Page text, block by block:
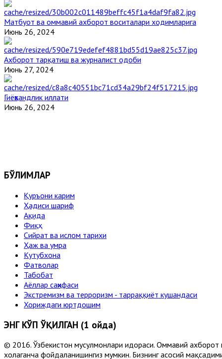
Матбуот ва оммавий ахборот воситалари ходимларига
Июнь 26, 2024
Ахборот тарқатиш ва журналист одоби
Июнь 27, 2024
Гиёҳвандлик иллати
Июнь 26, 2024
БЎЛИМЛАР
Қуръони карим
Ҳадиси шариф
Ақида
Фиқҳ
Сийрат ва ислом тарихи
Ҳаж ва умра
Кутубхона
Фатволар
Табобат
Аёллар саҳифаси
Экстремизм ва терроризм - тарраққиёт кушандаси
Хориждаги юртдошим
ЭНГ КЎП ЎҚИЛГАН (1 ойда)
© 2016. Ўзбекистон мусулмонлари идораси. Оммавий ахборот
хоҳлаганча фойдаланишингиз мумкин. Бизнинг асосий